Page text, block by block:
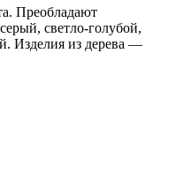
Преобладают
светло-голубой,
Изделия из дерева —